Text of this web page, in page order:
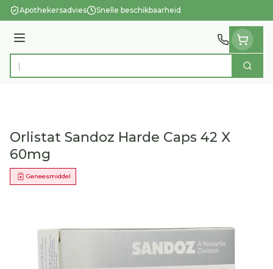
Ga naar de inhoud
Apothekersadvies Snelle beschikbaarheid
Menu
Product, merk, categorie... Zoek
Orlistat Sandoz Harde Caps 42 X
60mg
Geneesmiddel